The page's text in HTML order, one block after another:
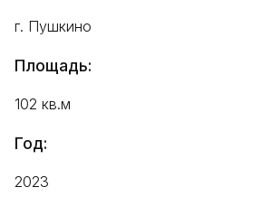
г. Пушкино
Площадь:
102 кв.м
Год:
2023